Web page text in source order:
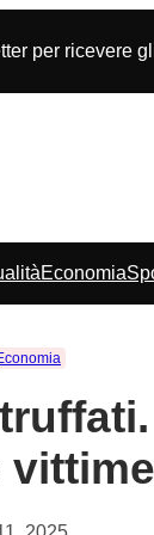
per ricevere
Economia
vittime